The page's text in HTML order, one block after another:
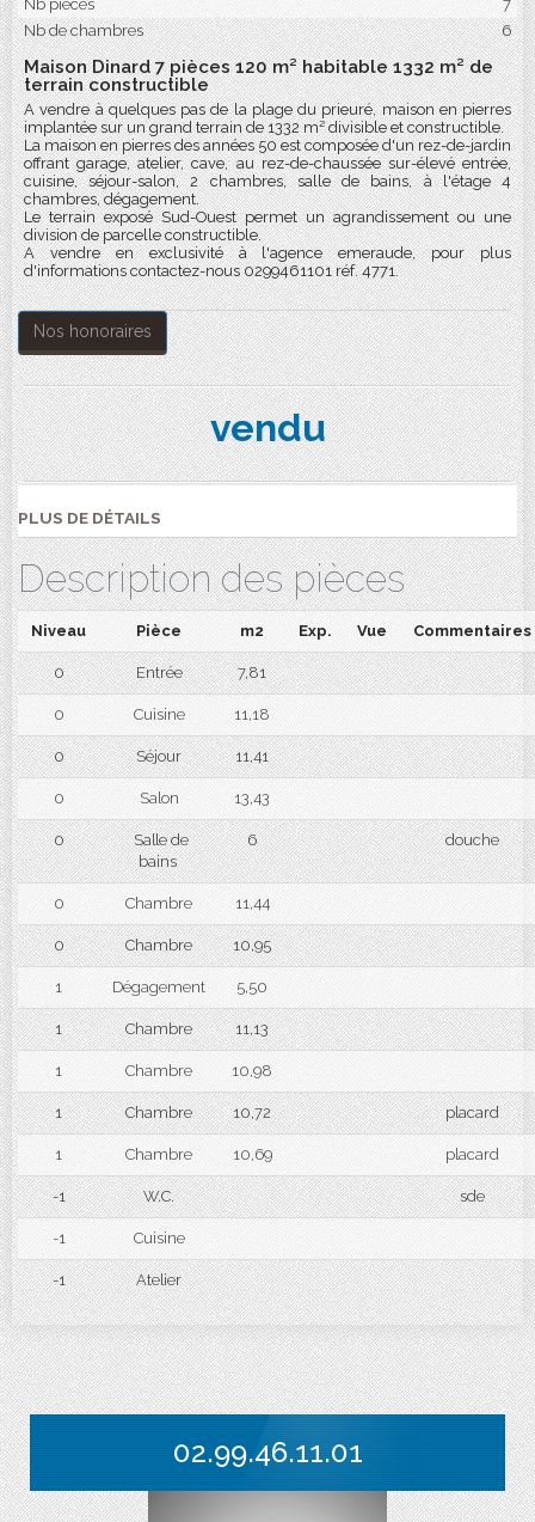
Nb pièces
7
Nb de chambres
6
Maison Dinard 7 pièces 120 m² habitable 1332 m² de
terrain constructible
A vendre à quelques pas de la plage du prieuré, maison en pierres
implantée sur un grand terrain de 1332 m² divisible et constructible.
La maison en pierres des années 50 est composée d'un rez-de-jardin
offrant garage, atelier, cave, au rez-de-chaussée sur-élevé entrée,
cuisine, séjour-salon, 2 chambres, salle de bains, à l'étage 4
chambres, dégagement.
Le terrain exposé Sud-Ouest permet un agrandissement ou une
division de parcelle constructible.
A vendre en exclusivité à l'agence emeraude, pour plus
d'informations contactez-nous 0299461101 réf. 4771.
Nos honoraires
vendu
PLUS DE DÉTAILS
Description des pièces
Niveau Pièce m2 Exp. Vue Commentaires
0 Entrée 7,81
0 Cuisine 11,18
0 Séjour 11,41
0 Salon 13,43
0
Salle de
bains
6 douche
0 Chambre 11,44
0 Chambre 10,95
1 Dégagement 5,50
1 Chambre 11,13
1 Chambre 10,98
1 Chambre 10,72 placard
1 Chambre 10,69 placard
-1 W.C. sde
-1 Cuisine
-1 Atelier
02.99.46.11.01